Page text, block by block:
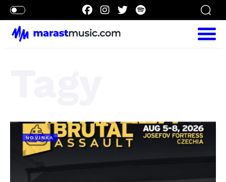
NOVINKA